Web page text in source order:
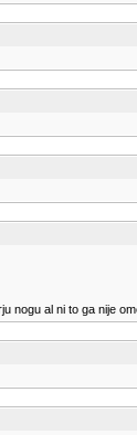
nogu al ni to ga nije